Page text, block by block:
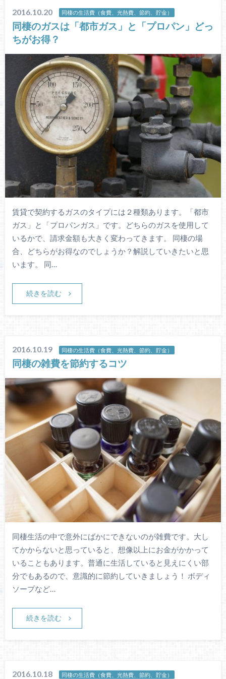
2016.10.20 同棲の生活費（食費、光熱費、節約、貯金）
同棲のガスは「都市ガス」と「プロパン」どっ
ちがお得？
賃貸で契約するガスのタイプには２種類あります。「都市
ガス」と「プロパンガス」です。どちらのガスを使用して
いるかで、請求金額も大きく変わってきます。 同棲の場
合、どちらがお得なのでしょうか？解説していきたいと思
います。 同…
続きを読む
2016.10.19 同棲の生活費（食費、光熱費、節約、貯金）
同棲の雑費を節約するコツ
同棲生活の中で意外にばかにできないのが雑費です。大し
てかからないと思っていると、想像以上にお金がかかって
いることもあります。普通に生活していると見えにくい部
分でもあるので、意識的に節約していきましょう！ ボディ
ソープなど…
続きを読む
2016.10.18 同棲の生活費（食費、光熱費、節約、貯金）